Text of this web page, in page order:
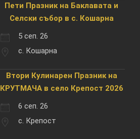
Пети Празник на Баклавата и
Селски събор в с. Кошарна
5 сеп. 26
с. Кошарна
Втори Кулинарен Празник на
КРУТМАЧА в село Крепост 2026
6 сеп. 26
с. Крепост